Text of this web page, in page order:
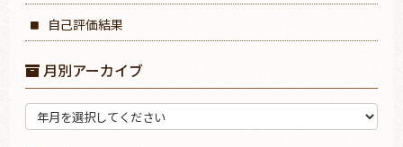
自己評価結果
月別アーカイブ